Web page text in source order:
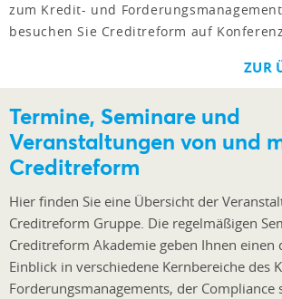
zum Kredit- und
besuchen Sie Creditreform auf
ZUR
Termine, Seminare und
Veranstaltungen von und
Creditreform
Hier finden Sie eine Übersicht der
Creditreform Gruppe. Die regelmäßigen
Creditreform Akademie geben Ihnen einen
Einblick in verschiedene Kernbereiche des
Forderungsmanagements, der Compliance